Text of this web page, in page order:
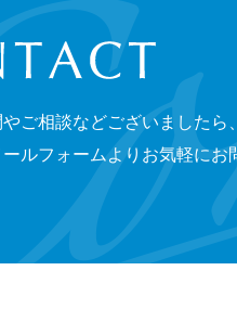
ご相談などございましたら
ルフォームよりお気軽にお